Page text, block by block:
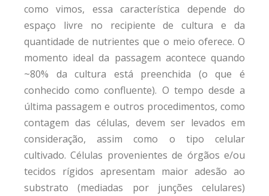
como vimos, essa característica depende do
espaço livre no recipiente de cultura e da
quantidade de nutrientes que o meio oferece. O
momento ideal da passagem acontece quando
~80% da cultura está preenchida (o que é
conhecido como confluente). O tempo desde a
última passagem e outros procedimentos, como
contagem das células, devem ser levados em
consideração, assim como o tipo celular
cultivado. Células provenientes de órgãos e/ou
tecidos rígidos apresentam maior adesão ao
substrato (mediadas por junções celulares)